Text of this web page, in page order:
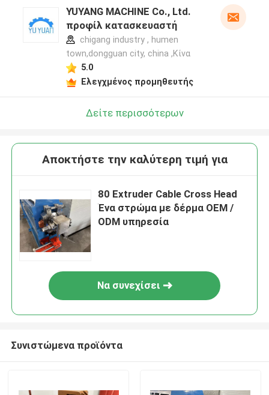
YUYANG MACHINE Co., Ltd.
προφίλ κατασκευαστή
chigang industry , humen
town,dongguan city, china ,Κίνα
5.0
Ελεγχμένος προμηθευτής
Δείτε περισσότερων
Αποκτήστε την καλύτερη τιμή για
80 Extruder Cable Cross Head
Ένα στρώμα με δέρμα OEM /
ODM υπηρεσία
Να συνεχίσει
Συνιστώμενα προϊόντα